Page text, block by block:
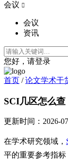
会议 
会议
资讯
您好，请登录
首页 / 论文学术干
SCI几区怎么查
更新时间： 2026-
在学术研究领域，
平的重要参考指